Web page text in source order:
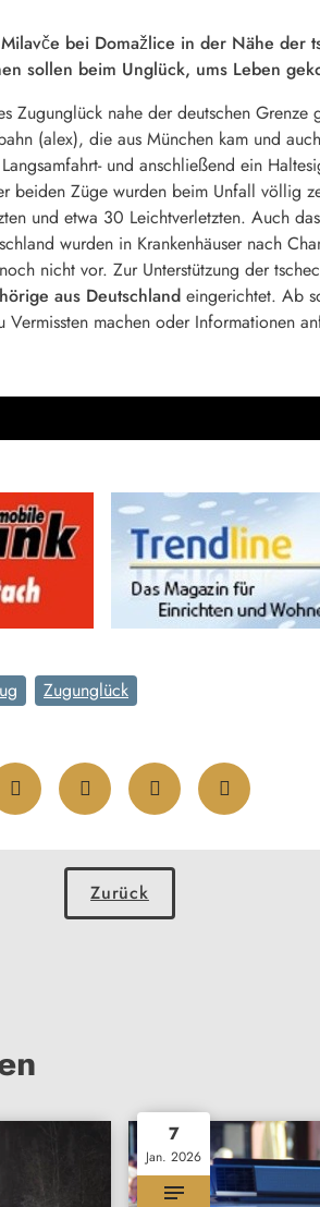
bei Domažlice in der Nähe der
sollen beim Unglück, ums Leben
Zugunglück nahe der deutschen
(alex), die aus München kam und
und anschließend ein
beiden Züge wurden beim Unfall völlig
und etwa 30 Leichtverletzten. Auch
wurden in Krankenhäuser nach
nicht vor. Zur Unterstützung der
aus Deutschland eingerichtet. Ab
Vermissten machen oder Informationen
Zugunglück
Zurück
7
Jan. 2026